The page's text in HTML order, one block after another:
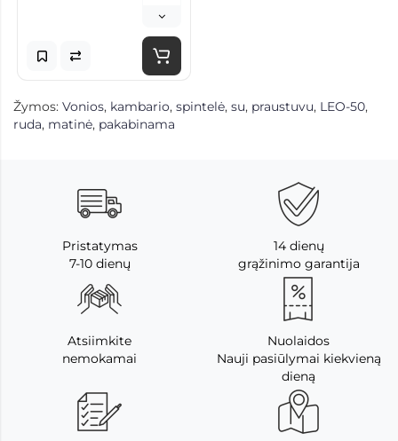
Žymos: Vonios, kambario, spintelė, su, praustuvu, LEO-50,
ruda, matinė, pakabinama
Pristatymas
7-10 dienų
14 dienų
grąžinimo garantija
Atsiimkite
nemokamai
Nuolaidos
Nauji pasiūlymai kiekvieną
dieną